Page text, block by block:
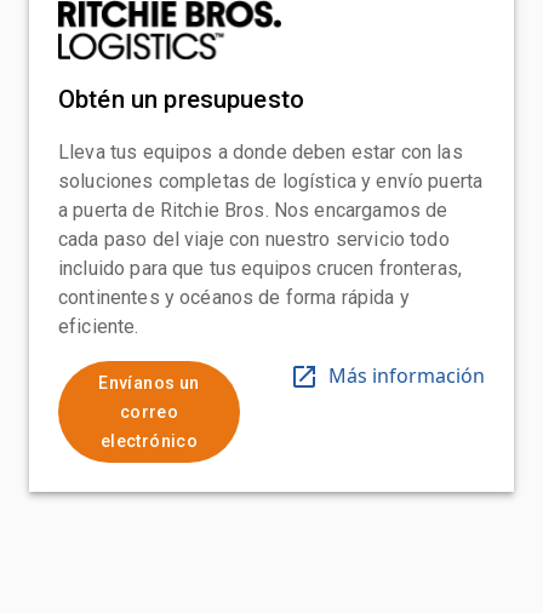
Obtén un presupuesto
Lleva tus equipos a donde deben estar con las
soluciones completas de logística y envío puerta
a puerta de Ritchie Bros. Nos encargamos de
cada paso del viaje con nuestro servicio todo
incluido para que tus equipos crucen fronteras,
continentes y océanos de forma rápida y
eficiente.
Envíanos un
correo
electrónico
Más información